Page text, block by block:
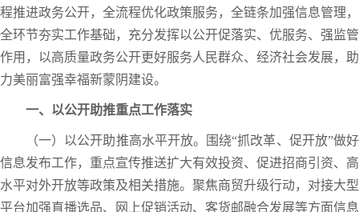
程推进政务公开，全流程优化政策服务，全链条加强信息管理，
全环节夯实工作基础，充分发挥以公开促落实、优服务、强监管
作用，以高质量政务公开更好服务人民群众、经济社会发展，助
力美丽富强幸福新蒙阴建设。
一、以公开助推重点工作落实
（一）以公开助推高水平开放。围绕“抓改革、促开放”做好
信息发布工作，重点宣传推送扩大有效投资、促进招商引资、高
水平对外开放等政策及相关措施。聚焦商贸升级行动，对接大型
平台加强直播选品、网上促销活动、客货邮融合发展等方面信息